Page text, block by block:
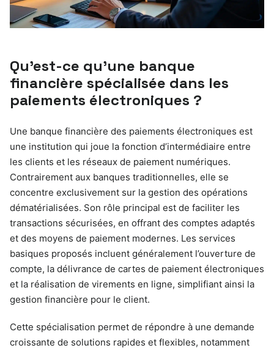
Qu’est-ce qu’une banque
financière spécialisée dans les
paiements électroniques ?
Une banque financière des paiements électroniques est
une institution qui joue la fonction d’intermédiaire entre
les clients et les réseaux de paiement numériques.
Contrairement aux banques traditionnelles, elle se
concentre exclusivement sur la gestion des opérations
dématérialisées. Son rôle principal est de faciliter les
transactions sécurisées, en offrant des comptes adaptés
et des moyens de paiement modernes. Les services
basiques proposés incluent généralement l’ouverture de
compte, la délivrance de cartes de paiement électroniques
et la réalisation de virements en ligne, simplifiant ainsi la
gestion financière pour le client.
Cette spécialisation permet de répondre à une demande
croissante de solutions rapides et flexibles, notamment